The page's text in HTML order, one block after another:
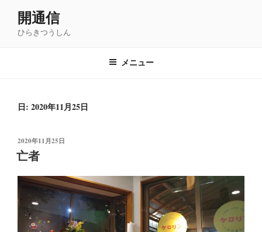
開通信
ひらきつうしん
メニュー
日: 2020年11月25日
投
稿
日:
2020年11月25日
亡者